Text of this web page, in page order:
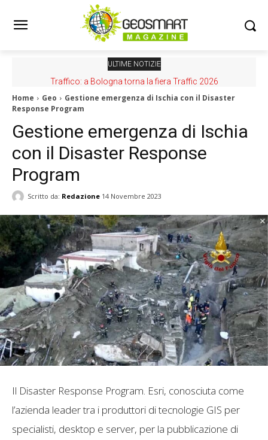
ULTIME NOTIZIE
Traffico: a Bologna torna la fiera Traffic 2026
Home Geo
Gestione emergenza di Ischia con il Disaster
Response Program
Gestione emergenza di Ischia
con il Disaster Response
Program
Scritto da: Redazione 14 Novembre 2023
Il Disaster Response Program. Esri, conosciuta come
l’azienda leader tra i produttori di tecnologie GIS per
specialisti, desktop e server, per la pubblicazione di